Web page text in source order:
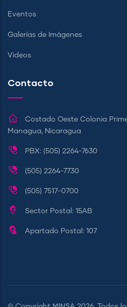
Eventos
Galerías de Imágenes
Videos
Contacto
Costado Oeste Colonia
Managua, Nicaragua
PBX: (505) 2264-7630
(505) 2264-7730
(505) 7517-0700
Sector Postal: 15AB
Apartado Postal: 107